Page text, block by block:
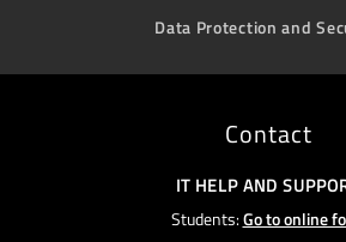
Data Protection and
Contact
IT HELP AND
Students:Go to online